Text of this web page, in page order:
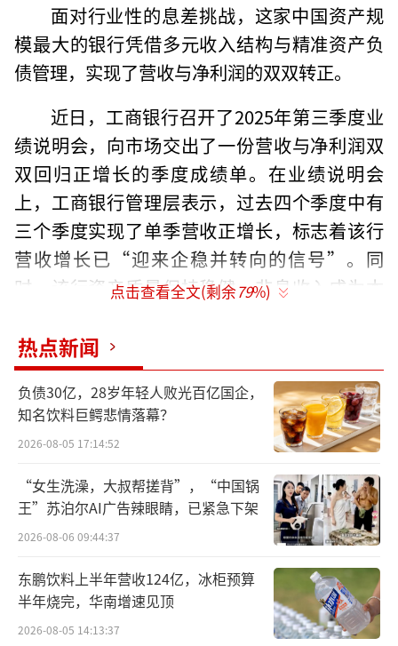
面对行业性的息差挑战，这家中国资产规
模最大的银行凭借多元收入结构与精准资产负
债管理，实现了营收与净利润的双双转正。
近日，工商银行召开了2025年第三季度业
绩说明会，向市场交出了一份营收与净利润双
双回归正增长的季度成绩单。在业绩说明会
上，工商银行管理层表示，过去四个季度中有
三个季度实现了单季营收正增长，标志着该行
营收增长已“迎来企稳并转向的信号”。同
时，该行资产质量保持稳健，非息收入成为本
业绩企稳回升、非息收入亮眼
三季度业绩说明会披露，工商银行在前三
季度实现营业收入6400亿元，同比增长2.2%。
更值得关注的是，净利润达到2699亿元，同比
增长0.3%，成功实现了从上半年负增长向正增
长的转变。单季度来看，第三季度实现营收212
9亿元，同比增长3.41%，归属于母公司股东的
净利润1018亿元，同比增长3.29%。工商银行
行长刘珺在业绩说明会上表示，综合过去四个
季度的表现来看，当前工商银行的营收增长迎
点击查看全文(剩余79%)
热点新闻
负债30亿，28岁年轻人败光百亿国企，
知名饮料巨鳄悲情落幕？
2026-08-05 17:14:52
“女生洗澡，大叔帮搓背”，“中国锅
王”苏泊尔AI广告辣眼睛，已紧急下架
2026-08-06 09:44:37
东鹏饮料上半年营收124亿，冰柜预算
半年烧完，华南增速见顶
2026-08-05 14:13:37